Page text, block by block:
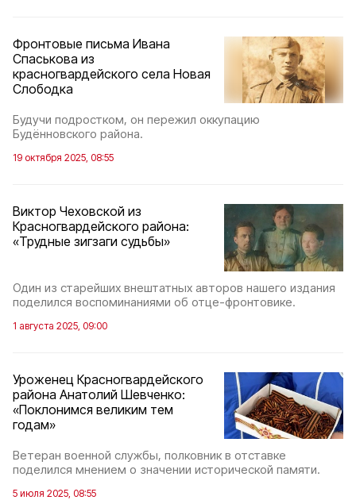
Фронтовые письма Ивана
Спаськова из
красногвардейского села Новая
Слободка
Будучи подростком, он пережил оккупацию
Будённовского района.
19 октября 2025, 08:55
Виктор Чеховской из
Красногвардейского района:
«Трудные зигзаги судьбы»
Один из старейших внештатных авторов нашего издания
поделился воспоминаниями об отце-фронтовике.
1 августа 2025, 09:00
Уроженец Красногвардейского
района Анатолий Шевченко:
«Поклонимся великим тем
годам»
Ветеран военной службы, полковник в отставке
поделился мнением о значении исторической памяти.
5 июля 2025, 08:55